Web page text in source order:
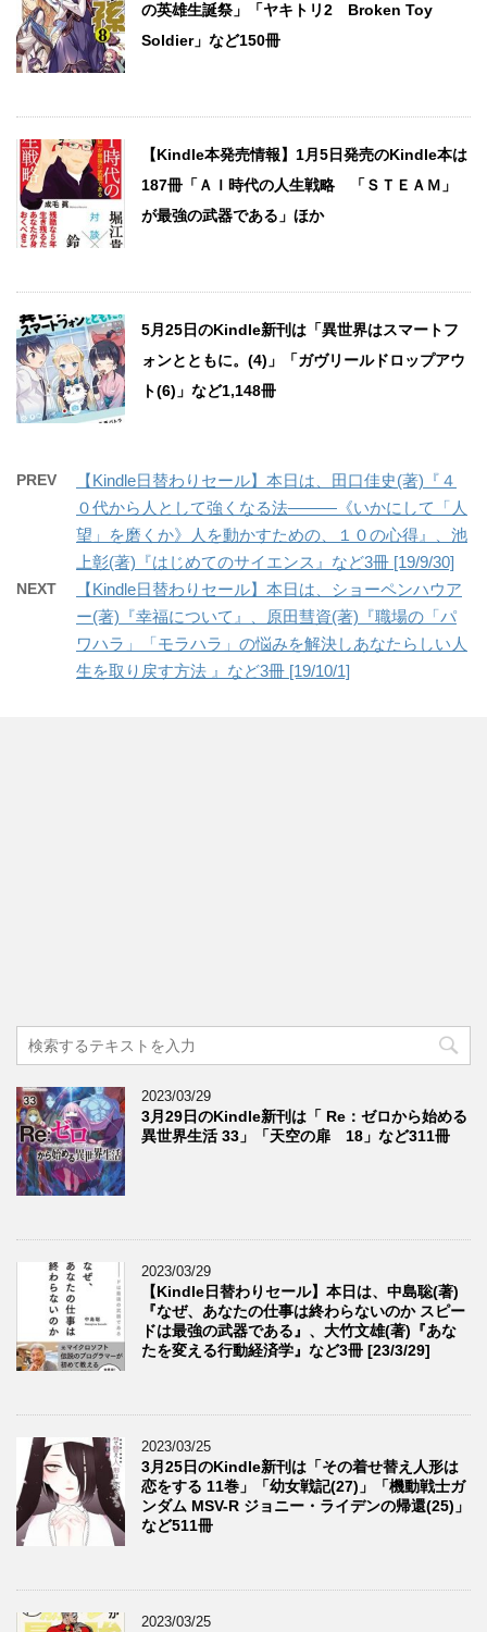
の英雄生誕祭」「ヤキトリ2 Broken Toy
Soldier」など150冊
【Kindle本発売情報】1月5日発売のKindle本は
187冊「ＡＩ時代の人生戦略 「ＳＴＥＡＭ」
が最強の武器である」ほか
5月25日のKindle新刊は「異世界はスマートフ
ォンとともに。(4)」「ガヴリールドロップアウ
ト(6)」など1,148冊
PREV
【Kindle日替わりセール】本日は、田口佳史(著)『４
０代から人として強くなる法―――《いかにして「人
望」を磨くか》人を動かすための、１０の心得』、池
上彰(著)『はじめてのサイエンス』など3冊 [19/9/30]
NEXT
【Kindle日替わりセール】本日は、ショーペンハウア
ー(著)『幸福について』、原田彗資(著)『職場の「パ
ワハラ」「モラハラ」の悩みを解決しあなたらしい人
生を取り戻す方法 』など3冊 [19/10/1]
2023/03/29
3月29日のKindle新刊は「 Re：ゼロから始める
異世界生活 33」「天空の扉 18」など311冊
2023/03/29
【Kindle日替わりセール】本日は、中島聡(著)
『なぜ、あなたの仕事は終わらないのか スピー
ドは最強の武器である』、大竹文雄(著)『あな
たを変える行動経済学』など3冊 [23/3/29]
2023/03/25
3月25日のKindle新刊は「その着せ替え人形は
恋をする 11巻」「幼女戦記(27)」「機動戦士ガ
ンダム MSV-R ジョニー・ライデンの帰還(25)」
など511冊
2023/03/25